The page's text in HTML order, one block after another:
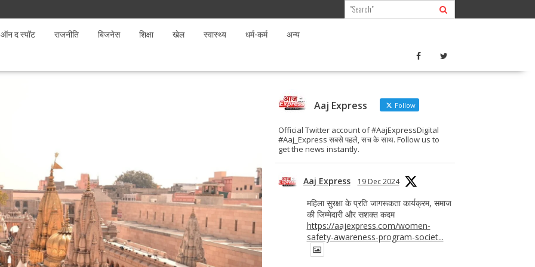
ऑन द स्पॉट राजनीति बिजनेस शिक्षा खेल स्वास्थ्य धर्म-कर्म अन्य
Aaj Express Follow
Official Twitter account of #AajExpressDigital
#Aaj_Express सबसे पहले, सच के साथ. Follow us to
get the news instantly.
Aaj Express 19 Dec 2024
महिला सुरक्षा के प्रति जागरूकता कार्यक्रम, समाज
की जिम्मेदारी और सशक्त कदम
https://aajexpress.com/women-
safety-awareness-program-societ...